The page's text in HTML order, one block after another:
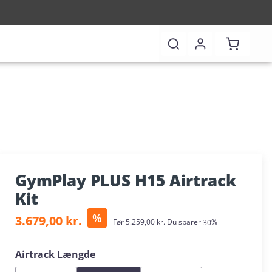
GymPlay PLUS H15 Airtrack
Kit
Salgspris:
3.679,00 kr. % Før Almindelig pris:
5.259,00 kr.Du sparer30%
Vælg
Airtrack Længde